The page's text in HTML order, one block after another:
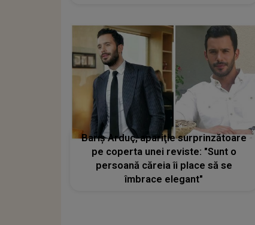
Barış Arduç, apariţie surprinzătoare
pe coperta unei reviste: "Sunt o
persoană căreia îi place să se
îmbrace elegant"